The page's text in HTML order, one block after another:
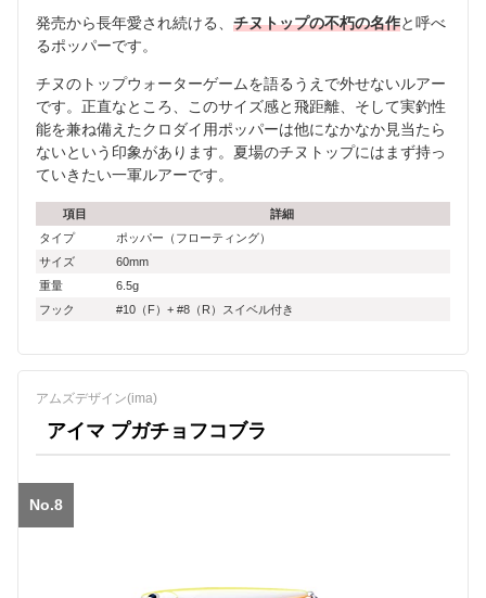
発売から長年愛され続ける、 チヌトップの不朽の名作と呼べ
るポッパーです。
チヌのトップウォーターゲームを語るうえで外せないルアー
です。正直なところ、このサイズ感と飛距離、そして実釣性
能を兼ね備えたクロダイ用ポッパーは他になかなか見当たら
ないという印象があります。夏場のチヌトップにはまず持っ
ていきたい一軍ルアーです。
項目
詳細
タイプ
ポッパー（フローティング）
サイズ
60mm
重量
6.5g
フック
#10（F）+ #8（R）スイベル付き
アムズデザイン(ima)
アイマ プガチョフコブラ
No.8